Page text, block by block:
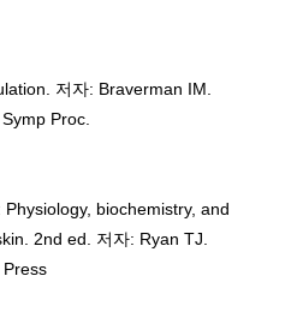
저자: Braverman IM.
Proc.
biochemistry, and
2nd ed. 저자: Ryan TJ.